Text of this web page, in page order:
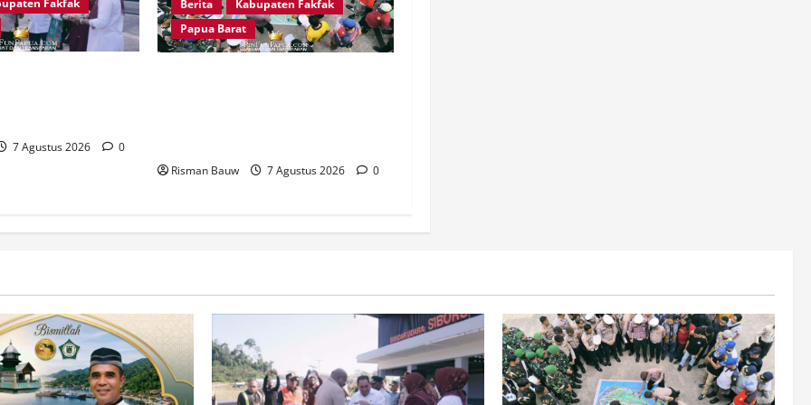
7 Agustus 2026 0
Berita
Kabupaten Fakfak
Papua Barat
Risman Bauw 7 Agustus 2026 0